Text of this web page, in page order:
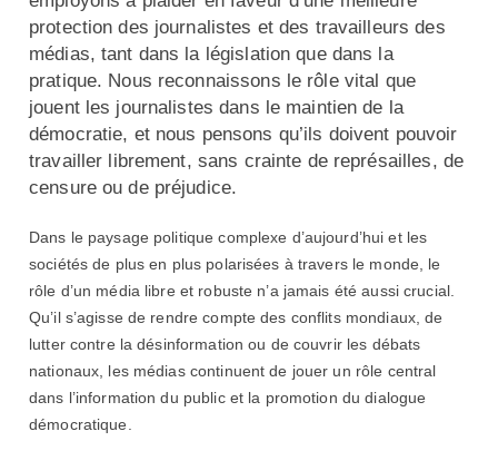
protection des journalistes et des travailleurs des
médias, tant dans la législation que dans la
pratique. Nous reconnaissons le rôle vital que
jouent les journalistes dans le maintien de la
démocratie, et nous pensons qu’ils doivent pouvoir
travailler librement, sans crainte de représailles, de
censure ou de préjudice.
Dans le paysage politique complexe d’aujourd’hui et les
sociétés de plus en plus polarisées à travers le monde, le
rôle d’un média libre et robuste n’a jamais été aussi crucial.
Qu’il s’agisse de rendre compte des conflits mondiaux, de
lutter contre la désinformation ou de couvrir les débats
nationaux, les médias continuent de jouer un rôle central
dans l’information du public et la promotion du dialogue
démocratique.